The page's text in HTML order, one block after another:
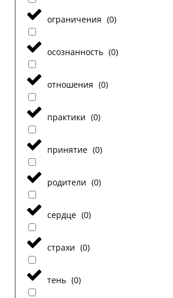
ограничения (0)
осознанность (0)
отношения (0)
практики (0)
принятие (0)
родители (0)
сердце (0)
страхи (0)
тень (0)